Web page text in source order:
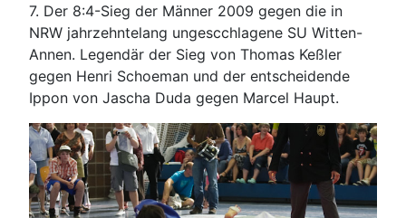
7. Der 8:4-Sieg der Männer 2009 gegen die in
NRW jahrzehntelang ungescchlagene SU Witten-
Annen. Legendär der Sieg von Thomas Keßler
gegen Henri Schoeman und der entscheidende
Ippon von Jascha Duda gegen Marcel Haupt.